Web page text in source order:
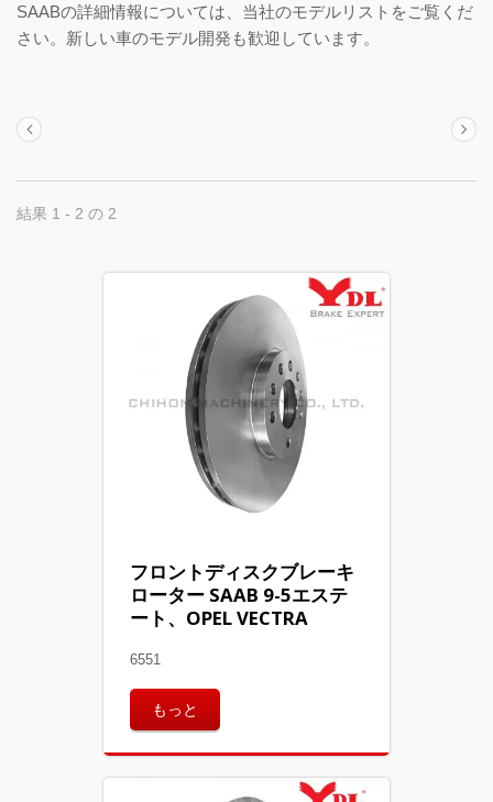
SAABの詳細情報については、当社のモデルリストをご覧くだ
さい。新しい車のモデル開発も歓迎しています。
結果 1 - 2 の 2
フロントディスクブレーキ
ローター SAAB 9-5エステ
ート、OPEL VECTRA
6551
もっと